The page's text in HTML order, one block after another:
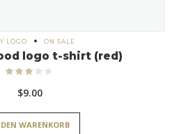
LOGO ON SALE
logo t-shirt (red)
von 5
$9.00
WARENKORB